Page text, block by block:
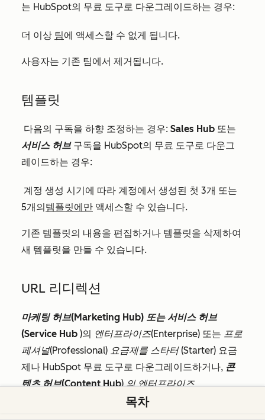
는 HubSpot의 무료 도구로 다운그레이드하는 경우:
더 이상 팀에 액세스할 수 없게 됩니다.
사용자는 기존 팀에서 제거됩니다.
템플릿
다음의 구독을 하향 조정하는 경우: Sales Hub 또는
서비스 허브구독을 HubSpot의 무료 도구로 다운그
레이드하는 경우:
계정 생성 시기에 따라 계정에서 생성된 첫 3개 또는
5개의템플릿에만 액세스할 수 있습니다.
기존 템플릿의 내용을 편집하거나 템플릿을 삭제하여
새 템플릿을 만들 수 있습니다.
URL 리디렉션
마케팅 허브(Marketing Hub) 또는 서비스 허브
(Service Hub )의 엔터프라이즈(Enterprise) 또는 프로
페셔널(Professional) 요금제를 스타터(Starter) 요금
제나 HubSpot 무료 도구로 다운그레이드하거나, 콘
텐츠 허브(Content Hub)의 엔터프라이즈
(Professional
(Starter) 요금제를 HubSpot 무료 도구로 다운그레이
목차